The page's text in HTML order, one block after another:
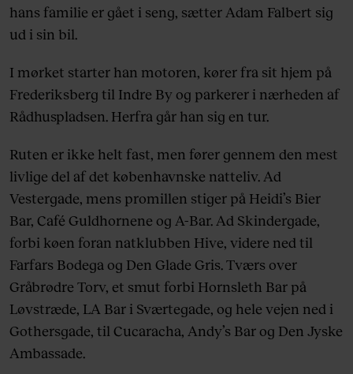
hans familie er gået i seng, sætter Adam Falbert sig
ud i sin bil.
I mørket starter han motoren, kører fra sit hjem på
Frederiksberg til Indre By og parkerer i nærheden af
Rådhuspladsen. Herfra går han sig en tur.
Ruten er ikke helt fast, men fører gennem den mest
livlige del af det københavnske natteliv. Ad
Vestergade, mens promillen stiger på Heidi’s Bier
Bar, Café Guldhornene og A-Bar. Ad Skindergade,
forbi køen foran natklubben Hive, videre ned til
Farfars Bodega og Den Glade Gris. Tværs over
Gråbrødre Torv, et smut forbi Hornsleth Bar på
Løvstræde, LA Bar i Sværtegade, og hele vejen ned i
Gothersgade, til Cucaracha, Andy’s Bar og Den Jyske
Ambassade.